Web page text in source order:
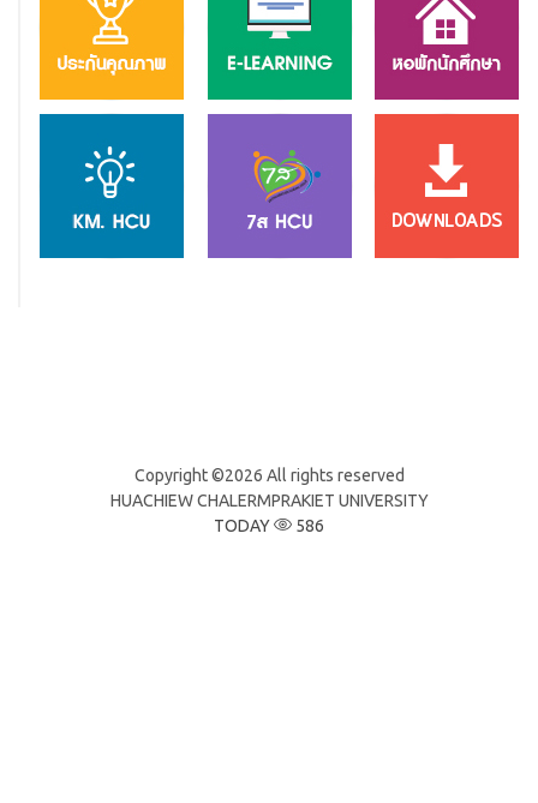
Copyright ©2026 All rights reserved
HUACHIEW CHALERMPRAKIET UNIVERSITY
TODAY
586